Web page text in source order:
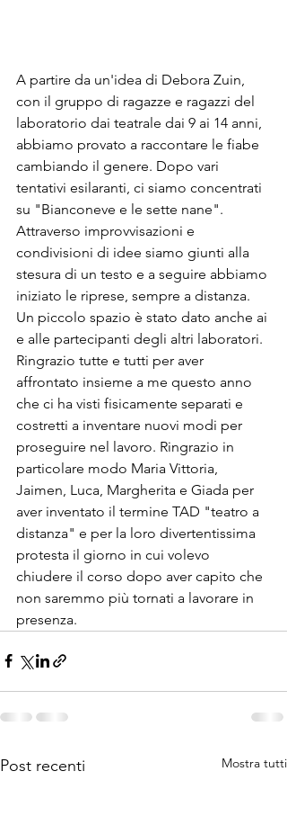
A partire da un'idea di Debora Zuin,
con il gruppo di ragazze e ragazzi del
laboratorio dai teatrale dai 9 ai 14 anni,
abbiamo provato a raccontare le fiabe
cambiando il genere. Dopo vari
tentativi esilaranti, ci siamo concentrati
su "Bianconeve e le sette nane".
Attraverso improvvisazioni e
condivisioni di idee siamo giunti alla
stesura di un testo e a seguire abbiamo
iniziato le riprese, sempre a distanza.
Un piccolo spazio è stato dato anche ai
e alle partecipanti degli altri laboratori.
Ringrazio tutte e tutti per aver
affrontato insieme a me questo anno
che ci ha visti fisicamente separati e
costretti a inventare nuovi modi per
proseguire nel lavoro. Ringrazio in
particolare modo Maria Vittoria,
Jaimen, Luca, Margherita e Giada per
aver inventato il termine TAD "teatro a
distanza" e per la loro divertentissima
protesta il giorno in cui volevo
chiudere il corso dopo aver capito che
non saremmo più tornati a lavorare in
presenza.
Post recenti Mostra tutti